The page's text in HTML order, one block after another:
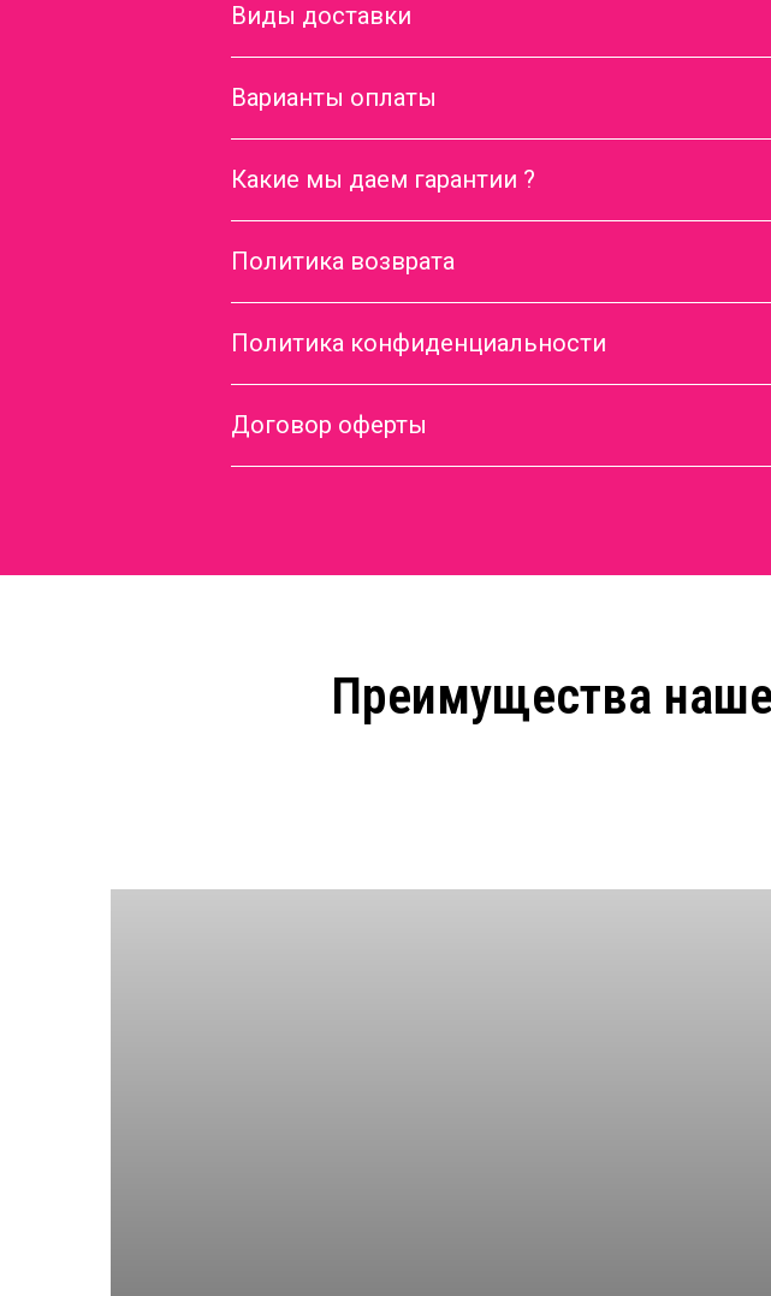
Виды доставки
Варианты оплаты
Какие мы даем гарантии ?
Политика возврата
Политика конфиденциальности
Договор оферты
Преимущества